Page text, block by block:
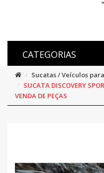
CATEGORIAS
Sucatas / Veículos
SUCATA DISCOVERY
VENDA DE PEÇAS